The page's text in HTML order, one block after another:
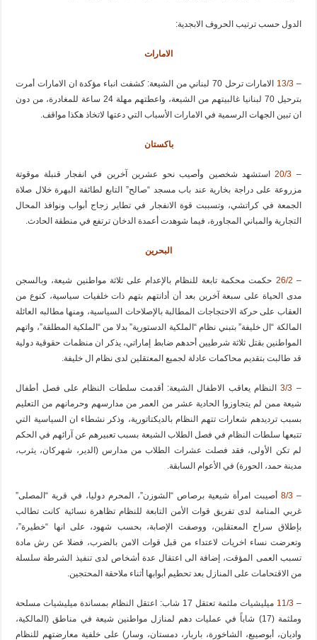
الدول حسب ترتيب الحروف الابجدية:
الامارات
–
13/3
الامارات ترحل 70 لبناني من الشيعة: كشفت انباء مؤكدة ان الامارات أمرت
بترحيل 70 لبنانيا غالبيتهم من الشيعة، واعطتهم مهلة 24 ساعة للمغادرة، من دون
ان تبين الجهات الرسمية في الامارات الأسباب التي دعتها لاتخاذ هكذا مواقف.
باكستان
–
20/3استشهد شخصين وأصيب نحو عشرين آخرين في انفجار قنبلة موقوتة
مزروعة على دراجة بخارية عند باب مسجد “صالح” التابع لطائفة البهرة خلال صلاة
الجمعة في كراتشي، وتسببت قوة الانفجار في تطاير زجاج أبواب ونوافذ المحال
التجارية والمباني المجاورة، فيما شوهدت أعمدة الدخان ترتفع في منطقة الحادث.
البحرين
–
26/2 حكمت محكمة تابعة للنظام بالإعدام على ثلاثة مواطنين شيعة، وبالسجن
مدى الحياة على سبعة آخرين بعد أن أدانتهم بتهم ذات خلفيات سياسية، كنوع من
العقاب على حركة الاحتجاجات المطالبة بالإصلاحات السياسية، ومنها مطالبه العائلة
المالكة “ال خليفة” بتبني نظام “الملكية الدستورية” بدلا من “الملكية المطلقة”، واتهم
المواطنين بقتل ثلاثة شرطيين أحدهم ضابط إماراتي، يذكر ان منظمات حقوقية دولية
قد طالبت بتقديم محاكمات عادلة لجميع المعتقلين لدى نظام ال خليفة.
–
3/3النظام يعاقب الاطفال الشيعة: أقدمت سلطات النظام على فصل أطفال
شيعة ممن لم يتجاوزوا الحادية عشر من العمر من مدارسهم وحرمانهم من التعليم
بسبب ترديدهم شعارات تتهم النظام بالديكتاتورية، وذكر نشطاء ان السياسية التي
تتبعها سلطات النظام في فصل الطلاب الشيعة بسبب تعبيرهم عن آرائهم في الحكم
لم تكن الأولى، فقد فصلت عشرات الطلاب من مدارس (الدير، شهركان، يثرب،
مدينة حمد، الحورة) في الأعوام السابقة.
–
8/3 أصيبت امرأة شيعية برصاص “الشوزن”، المحرم دوليا، في قرية “المصلى”
غربي المنامة لدى تفريق قوات الأمن التابعة للنظام تظاهرة نسائية كانت تطالب
بإطلاق سراح المعتقلين، ووصفت الإصابة، بحسب شهود، على انها “خطيرة”،
وتعرضت نساء اخريات لاعتداء من قبل قوات الامن بالضرب، فضلا عن رش مادة
تسبب العمى المؤقت، إضافة الى اعتقال عدة أشخاص لدى تنفيذ الشرطة سلسلة
من الاقتحامات على المنازل بعد تحطيم أبوابها أثناء ملاحقة المحتجين.
–
11/3
ميليشيات ملثمة تعتقل 17 شاب: اعتقل النظام بمساندة ميليشيات مسلحة
وملثمة (17) شاباً في عمليات دهم لمنازل مواطنين شيعة في مناطق (المالكية،
واديان، أبوصيبع، الشاخورة، باربار، دمستان، وسار) على خلفية معارضتهم للنظام